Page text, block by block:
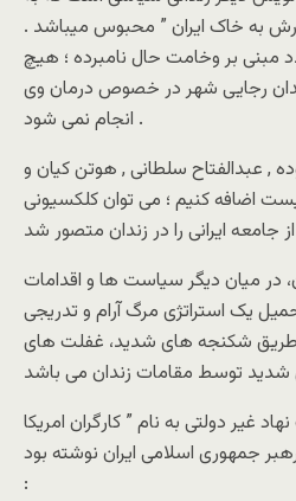
به خاک ایران ” محبوس میباشد .
مبنی بر وخامت حال نامبرده ؛ هیچ
رجایی شهر در خصوص درمان وی
انجام نمی شود .
, عبدالفتاح سلطانی , هوتن کیان و
اضافه کنیم ؛ می توان کلکسیونی
در میان دیگر سیاست ها و اقدامات
یک استراتژی مرگ آرام و تدریجی
طریق شکنجه های شدید، غفلت های
غیر دولتی به نام ” کارگران امریکا
جمهوری اسلامی ایران نوشته بود
: